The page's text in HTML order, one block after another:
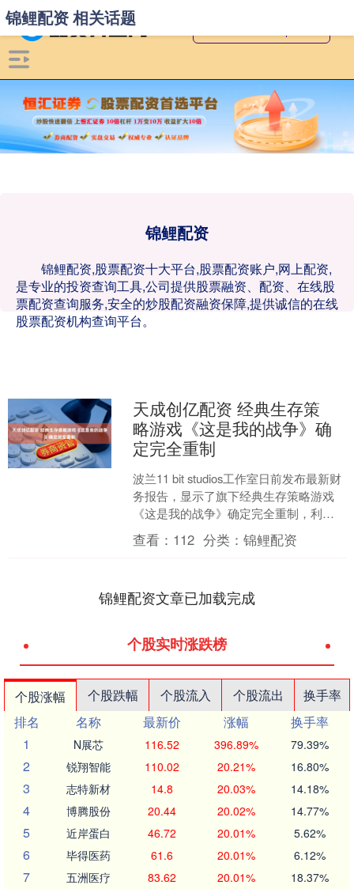
锦鲤配资
锦鲤配资,股票配资十大平台,股票配资账户,网上配资,
是专业的投资查询工具,公司提供股票融资、配资、在线股
票配资查询服务,安全的炒股配资融资保障,提供诚信的在线
股票配资机构查询平台。
锦鲤配资 相关话题
天成创亿配资 经典生存策
略游戏《这是我的战争》确
定完全重制
波兰11 bit studios工作室日前发布最新财
务报告，显示了旗下经典生存策略游戏
《这是我的战争》确定完全重制，利于
带来与时俱进的全新玩法，敬请期待。
《这....
查看： 112 分类：锦鲤配资
锦鲤配资文章已加载完成
个股实时涨跌榜
个股涨幅 个股跌幅 个股流入 个股流出
换手率
排名
名称 最新价 涨幅
换手率
1
N展芯 116.52 396.89% 79.39%
2 锐翔智能 110.02 20.21% 16.80%
3 志特新材 14.8 20.03% 14.18%
4 博腾股份 20.44 20.02% 14.77%
5 近岸蛋白 46.72 20.01% 5.62%
6 毕得医药 61.6 20.01% 6.12%
7 五洲医疗 83.62 20.01% 18.37%